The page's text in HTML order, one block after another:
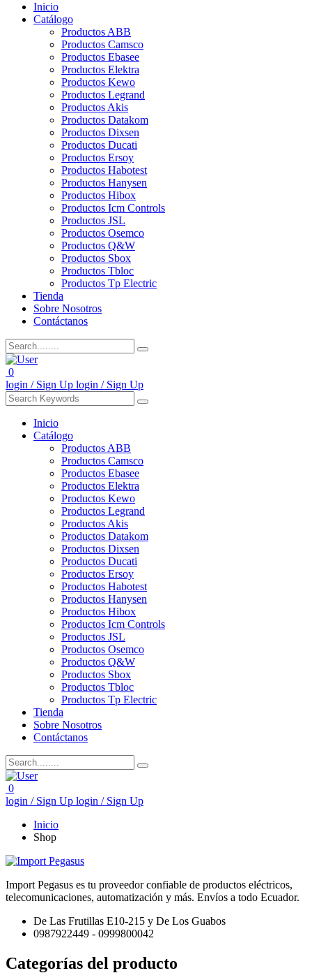
Inicio
Catálogo
Productos ABB
Productos Camsco
Productos Ebasee
Productos Elektra
Productos Kewo
Productos Legrand
Productos Akis
Productos Datakom
Productos Dixsen
Productos Ducati
Productos Ersoy
Productos Habotest
Productos Hanysen
Productos Hibox
Productos Icm Controls
Productos JSL
Productos Osemco
Productos Q&W
Productos Sbox
Productos Tbloc
Productos Tp Electric
Tienda
Sobre Nosotros
Contáctanos
0
login / Sign Up login / Sign Up
Inicio
Catálogo
Productos ABB
Productos Camsco
Productos Ebasee
Productos Elektra
Productos Kewo
Productos Legrand
Productos Akis
Productos Datakom
Productos Dixsen
Productos Ducati
Productos Ersoy
Productos Habotest
Productos Hanysen
Productos Hibox
Productos Icm Controls
Productos JSL
Productos Osemco
Productos Q&W
Productos Sbox
Productos Tbloc
Productos Tp Electric
Tienda
Sobre Nosotros
Contáctanos
0
login / Sign Up login / Sign Up
Inicio
Shop
Import Pegasus es tu proveedor confiable de productos eléctricos,
telecomunicaciones, automatización y más. Envíos a todo Ecuador.
De Las Frutillas E10-215 y De Los Guabos
0987922449 - 0999800042
Categorías del producto